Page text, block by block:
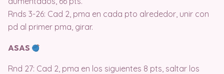
Rnds 3-26: Cad 2, pma en cada pto alrededor, unir con
pd al primer pma, girar.
ASAS
Rnd 27: Cad 2, pma en los siguientes 8 pts, saltar los